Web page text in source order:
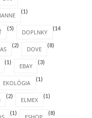
(1)
(5)
DOPLNKY
(14)
(2)
DOVE
(8)
(1)
EBAY
(3)
EKOLÓGIA
(1)
(2)
ELMEX
(1)
(1) (8)